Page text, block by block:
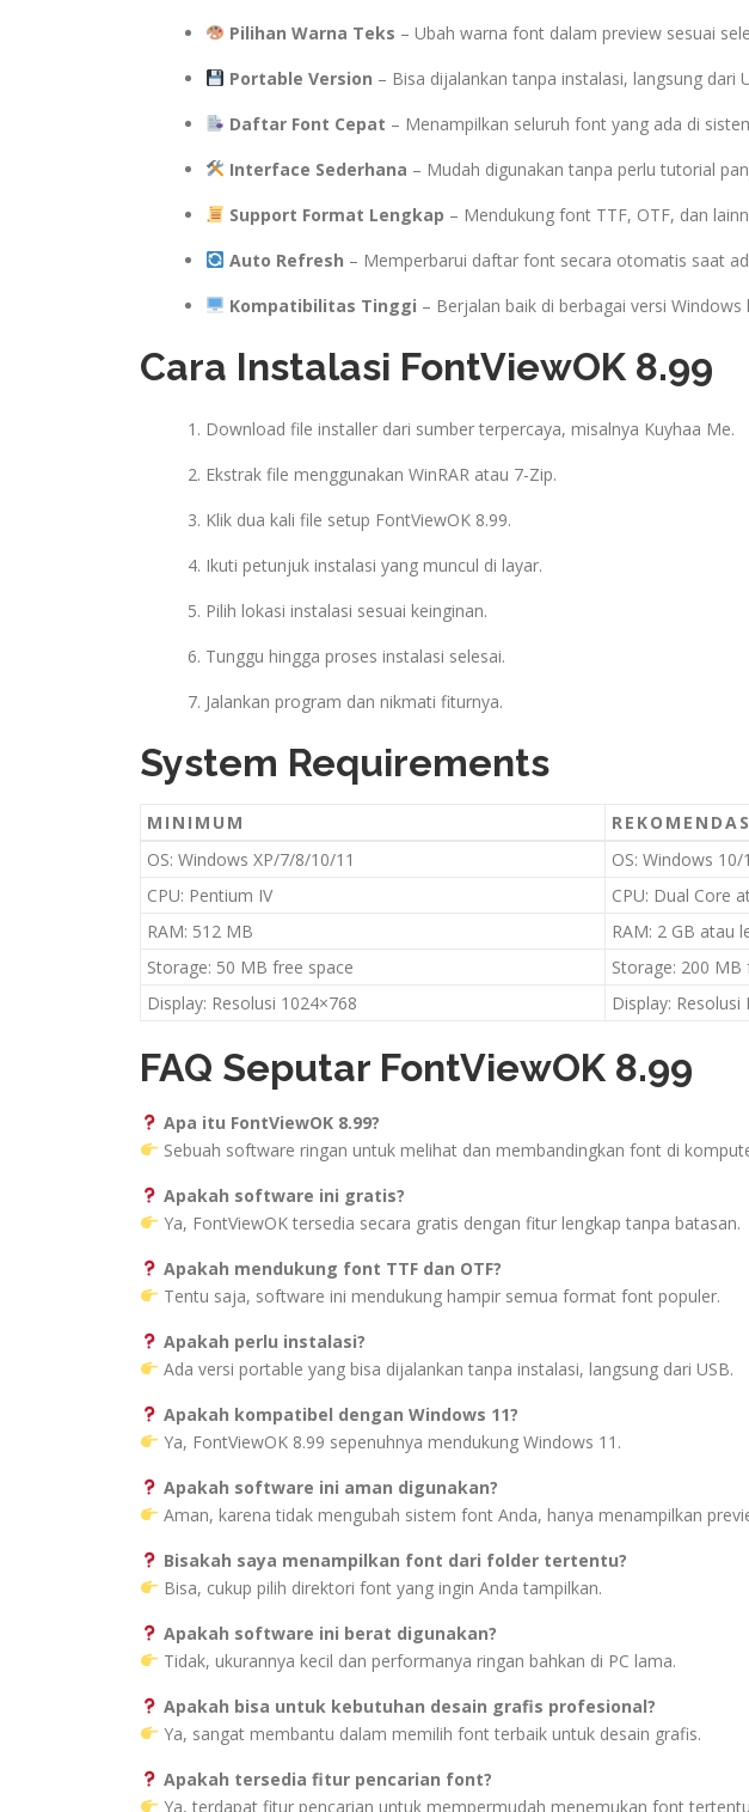
Pilihan Warna Teks – Ubah warna font dalam preview sesuai
Portable Version – Bisa dijalankan tanpa instalasi, langsung dari
Daftar Font Cepat – Menampilkan seluruh font yang ada di
Interface Sederhana – Mudah digunakan tanpa perlu tutorial
Support Format Lengkap – Mendukung font TTF, OTF, dan
Auto Refresh – Memperbarui daftar font secara otomatis saat
Kompatibilitas Tinggi – Berjalan baik di berbagai versi
Cara Instalasi FontViewOK 8.99
Download file installer dari sumber terpercaya, misalnya Kuyhaa Me.
Ekstrak file menggunakan WinRAR atau 7-Zip.
Klik dua kali file setup FontViewOK 8.99.
Ikuti petunjuk instalasi yang muncul di layar.
Pilih lokasi instalasi sesuai keinginan.
Tunggu hingga proses instalasi selesai.
Jalankan program dan nikmati fiturnya.
System Requirements
MINIMUM
OS: Windows XP/7/8/10/11
OS: Windows
CPU: Pentium IV
CPU: Dual Core
RAM: 512 MB
RAM: 2 GB atau
Storage: 50 MB free space
Storage: 200 MB
Display: Resolusi 1024×768
Display: Resolusi
FAQ Seputar FontViewOK 8.99
Apa itu FontViewOK 8.99?
Sebuah software ringan untuk melihat dan membandingkan font di
Apakah software ini gratis?
Ya, FontViewOK tersedia secara gratis dengan fitur lengkap tanpa batasan.
Apakah mendukung font TTF dan OTF?
Tentu saja, software ini mendukung hampir semua format font populer.
Apakah perlu instalasi?
Ada versi portable yang bisa dijalankan tanpa instalasi, langsung dari USB.
Apakah kompatibel dengan Windows 11?
Ya, FontViewOK 8.99 sepenuhnya mendukung Windows 11.
Apakah software ini aman digunakan?
Aman, karena tidak mengubah sistem font Anda, hanya menampilkan
Bisakah saya menampilkan font dari folder tertentu?
Bisa, cukup pilih direktori font yang ingin Anda tampilkan.
Apakah software ini berat digunakan?
Tidak, ukurannya kecil dan performanya ringan bahkan di PC lama.
Apakah bisa untuk kebutuhan desain grafis profesional?
Ya, sangat membantu dalam memilih font terbaik untuk desain grafis.
Apakah tersedia fitur pencarian font?
Ya, terdapat fitur pencarian untuk mempermudah menemukan font